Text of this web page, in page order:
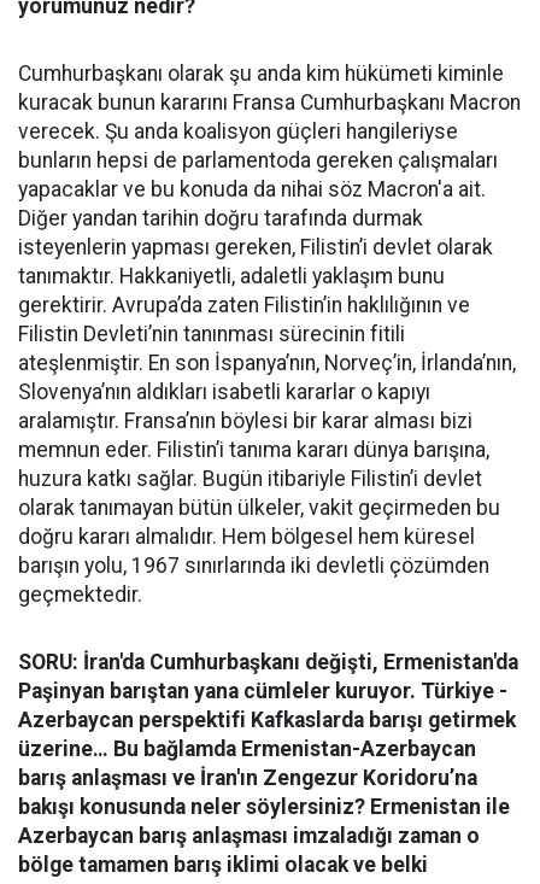
yorumunuz nedir?
Cumhurbaşkanı olarak şu anda kim hükümeti kiminle
kuracak bunun kararını Fransa Cumhurbaşkanı Macron
verecek. Şu anda koalisyon güçleri hangileriyse
bunların hepsi de parlamentoda gereken çalışmaları
yapacaklar ve bu konuda da nihai söz Macron'a ait.
Diğer yandan tarihin doğru tarafında durmak
isteyenlerin yapması gereken, Filistin’i devlet olarak
tanımaktır. Hakkaniyetli, adaletli yaklaşım bunu
gerektirir. Avrupa’da zaten Filistin’in haklılığının ve
Filistin Devleti’nin tanınması sürecinin fitili
ateşlenmiştir. En son İspanya’nın, Norveç’in, İrlanda’nın,
Slovenya’nın aldıkları isabetli kararlar o kapıyı
aralamıştır. Fransa’nın böylesi bir karar alması bizi
memnun eder. Filistin’i tanıma kararı dünya barışına,
huzura katkı sağlar. Bugün itibariyle Filistin’i devlet
olarak tanımayan bütün ülkeler, vakit geçirmeden bu
doğru kararı almalıdır. Hem bölgesel hem küresel
barışın yolu, 1967 sınırlarında iki devletli çözümden
geçmektedir.
SORU: İran'da Cumhurbaşkanı değişti, Ermenistan'da
Paşinyan barıştan yana cümleler kuruyor. Türkiye -
Azerbaycan perspektifi Kafkaslarda barışı getirmek
üzerine… Bu bağlamda Ermenistan-Azerbaycan
barış anlaşması ve İran'ın Zengezur Koridoru’na
bakışı konusunda neler söylersiniz? Ermenistan ile
Azerbaycan barış anlaşması imzaladığı zaman o
bölge tamamen barış iklimi olacak ve belki